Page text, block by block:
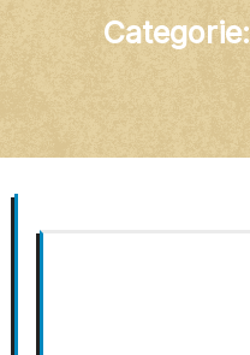
Categorie: